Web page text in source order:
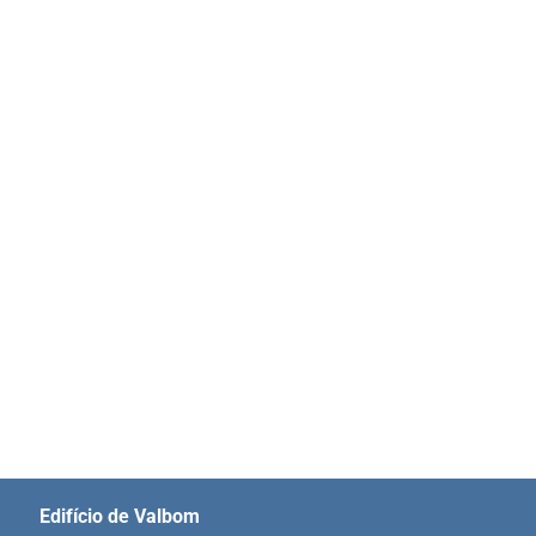
Edifício de Valbom